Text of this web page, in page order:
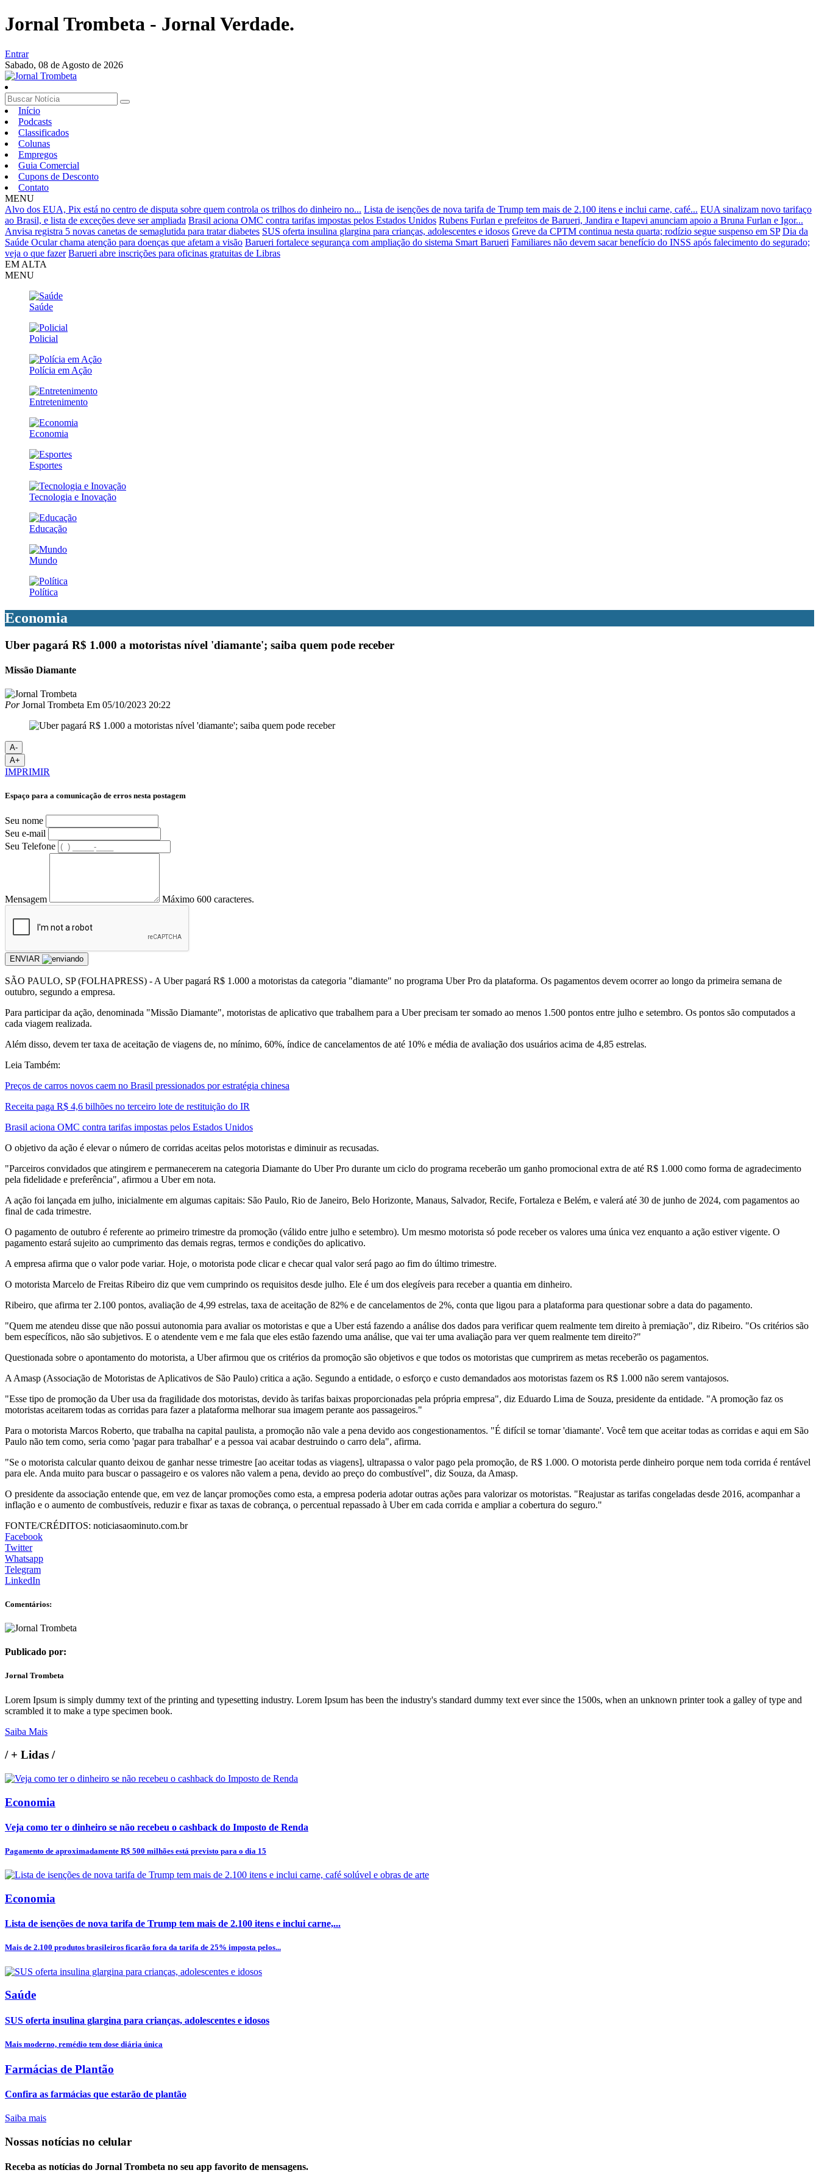
Jornal Trombeta - Jornal Verdade.
Entrar
Sabado, 08 de Agosto de 2026
Início
Podcasts
Classificados
Colunas
Empregos
Guia Comercial
Cupons de Desconto
Contato
MENU
Alvo dos EUA, Pix está no centro de disputa sobre quem controla os trilhos do dinheiro no... Lista de isenções de nova tarifa de Trump tem mais de 2.100 itens e inclui carne, café... EUA sinalizam novo tarifaço
ao Brasil, e lista de exceções deve ser ampliada Brasil aciona OMC contra tarifas impostas pelos Estados Unidos Rubens Furlan e prefeitos de Barueri, Jandira e Itapevi anunciam apoio a Bruna Furlan e Igor...
Anvisa registra 5 novas canetas de semaglutida para tratar diabetes SUS oferta insulina glargina para crianças, adolescentes e idosos Greve da CPTM continua nesta quarta; rodízio segue suspenso em SP Dia da
Saúde Ocular chama atenção para doenças que afetam a visão Barueri fortalece segurança com ampliação do sistema Smart Barueri Familiares não devem sacar benefício do INSS após falecimento do segurado;
veja o que fazer Barueri abre inscrições para oficinas gratuitas de Libras
EM ALTA
MENU
Saúde
Policial
Polícia em Ação
Entretenimento
Economia
Esportes
Tecnologia e Inovação
Educação
Mundo
Política
Economia
Uber pagará R$ 1.000 a motoristas nível 'diamante'; saiba quem pode receber
Missão Diamante
PorJornal Trombeta Em 05/10/2023 20:22
A-
A+
IMPRIMIR
Espaço para a comunicação de erros nesta postagem
Seu nome
Seu e-mail
Seu Telefone
Mensagem Máximo 600 caracteres.
ENVIAR
SÃO PAULO, SP (FOLHAPRESS) - A Uber pagará R$ 1.000 a motoristas da categoria "diamante" no programa Uber Pro da plataforma. Os pagamentos devem ocorrer ao longo da primeira semana de
outubro, segundo a empresa.
Para participar da ação, denominada "Missão Diamante", motoristas de aplicativo que trabalhem para a Uber precisam ter somado ao menos 1.500 pontos entre julho e setembro. Os pontos são computados a
cada viagem realizada.
Além disso, devem ter taxa de aceitação de viagens de, no mínimo, 60%, índice de cancelamentos de até 10% e média de avaliação dos usuários acima de 4,85 estrelas.
Leia Também:
Preços de carros novos caem no Brasil pressionados por estratégia chinesa
Receita paga R$ 4,6 bilhões no terceiro lote de restituição do IR
Brasil aciona OMC contra tarifas impostas pelos Estados Unidos
O objetivo da ação é elevar o número de corridas aceitas pelos motoristas e diminuir as recusadas.
"Parceiros convidados que atingirem e permanecerem na categoria Diamante do Uber Pro durante um ciclo do programa receberão um ganho promocional extra de até R$ 1.000 como forma de agradecimento
pela fidelidade e preferência", afirmou a Uber em nota.
A ação foi lançada em julho, inicialmente em algumas capitais: São Paulo, Rio de Janeiro, Belo Horizonte, Manaus, Salvador, Recife, Fortaleza e Belém, e valerá até 30 de junho de 2024, com pagamentos ao
final de cada trimestre.
O pagamento de outubro é referente ao primeiro trimestre da promoção (válido entre julho e setembro). Um mesmo motorista só pode receber os valores uma única vez enquanto a ação estiver vigente. O
pagamento estará sujeito ao cumprimento das demais regras, termos e condições do aplicativo.
A empresa afirma que o valor pode variar. Hoje, o motorista pode clicar e checar qual valor será pago ao fim do último trimestre.
O motorista Marcelo de Freitas Ribeiro diz que vem cumprindo os requisitos desde julho. Ele é um dos elegíveis para receber a quantia em dinheiro.
Ribeiro, que afirma ter 2.100 pontos, avaliação de 4,99 estrelas, taxa de aceitação de 82% e de cancelamentos de 2%, conta que ligou para a plataforma para questionar sobre a data do pagamento.
"Quem me atendeu disse que não possui autonomia para avaliar os motoristas e que a Uber está fazendo a análise dos dados para verificar quem realmente tem direito à premiação", diz Ribeiro. "Os critérios são
bem específicos, não são subjetivos. E o atendente vem e me fala que eles estão fazendo uma análise, que vai ter uma avaliação para ver quem realmente tem direito?"
Questionada sobre o apontamento do motorista, a Uber afirmou que os critérios da promoção são objetivos e que todos os motoristas que cumprirem as metas receberão os pagamentos.
A Amasp (Associação de Motoristas de Aplicativos de São Paulo) critica a ação. Segundo a entidade, o esforço e custo demandados aos motoristas fazem os R$ 1.000 não serem vantajosos.
"Esse tipo de promoção da Uber usa da fragilidade dos motoristas, devido às tarifas baixas proporcionadas pela própria empresa", diz Eduardo Lima de Souza, presidente da entidade. "A promoção faz os
motoristas aceitarem todas as corridas para fazer a plataforma melhorar sua imagem perante aos passageiros."
Para o motorista Marcos Roberto, que trabalha na capital paulista, a promoção não vale a pena devido aos congestionamentos. "É difícil se tornar 'diamante'. Você tem que aceitar todas as corridas e aqui em São
Paulo não tem como, seria como 'pagar para trabalhar' e a pessoa vai acabar destruindo o carro dela", afirma.
"Se o motorista calcular quanto deixou de ganhar nesse trimestre [ao aceitar todas as viagens], ultrapassa o valor pago pela promoção, de R$ 1.000. O motorista perde dinheiro porque nem toda corrida é rentável
para ele. Anda muito para buscar o passageiro e os valores não valem a pena, devido ao preço do combustível", diz Souza, da Amasp.
O presidente da associação entende que, em vez de lançar promoções como esta, a empresa poderia adotar outras ações para valorizar os motoristas. "Reajustar as tarifas congeladas desde 2016, acompanhar a
inflação e o aumento de combustíveis, reduzir e fixar as taxas de cobrança, o percentual repassado à Uber em cada corrida e ampliar a cobertura do seguro."
FONTE/CRÉDITOS: noticiasaominuto.com.br
Facebook
Twitter
Whatsapp
Telegram
LinkedIn
Comentários:
Publicado por:
Jornal Trombeta
Lorem Ipsum is simply dummy text of the printing and typesetting industry. Lorem Ipsum has been the industry's standard dummy text ever since the 1500s, when an unknown printer took a galley of type and
scrambled it to make a type specimen book.
Saiba Mais
/+ Lidas /
Economia
Veja como ter o dinheiro se não recebeu o cashback do Imposto de Renda
Pagamento de aproximadamente R$ 500 milhões está previsto para o dia 15
Economia
Lista de isenções de nova tarifa de Trump tem mais de 2.100 itens e inclui carne,...
Mais de 2.100 produtos brasileiros ficarão fora da tarifa de 25% imposta pelos...
Saúde
SUS oferta insulina glargina para crianças, adolescentes e idosos
Mais moderno, remédio tem dose diária única
Farmácias de Plantão
Confira as farmácias que estarão de plantão
Saiba mais
Nossas notícias no celular
Receba as notícias do Jornal Trombeta no seu app favorito de mensagens.